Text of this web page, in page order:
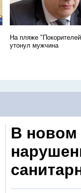
На пляже
утонул мужчина
В новом